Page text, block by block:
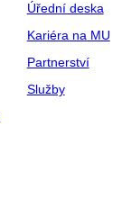
Úřední deska
Kariéra na MU
Partnerství
Služby